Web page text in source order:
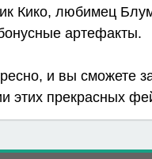
Кико, любимец
артефакты.
и вы сможете
этих прекрасных